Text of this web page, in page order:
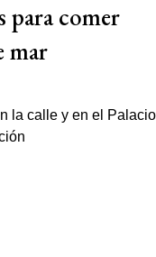
para comer
mar